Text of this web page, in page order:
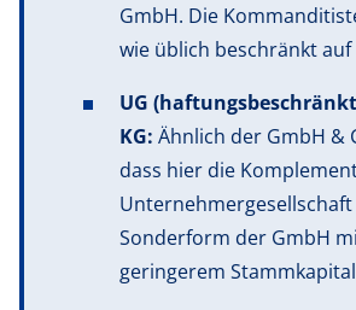
GmbH. Die
wie üblich beschränkt auf
UG
KG: Ähnlich der GmbH &
dass hier die
Unternehmergesellschaft
Sonderform der GmbH
geringerem